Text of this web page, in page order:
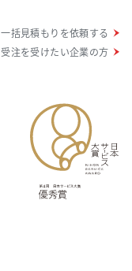
一括見積もりを依頼する
受注を受けたい企業の方